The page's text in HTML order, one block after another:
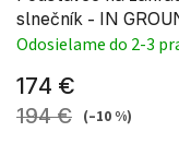
slnečník - IN
Odosielame do 2-3
174 €
194 € (–10 %)